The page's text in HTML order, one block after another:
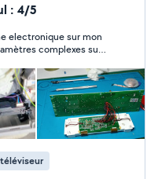
: 4/5
electronique sur mon
complexes sur
cette opération très